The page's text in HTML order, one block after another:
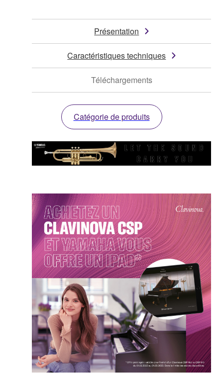
Présentation
Caractéristiques techniques
Téléchargements
Catégorie de produits